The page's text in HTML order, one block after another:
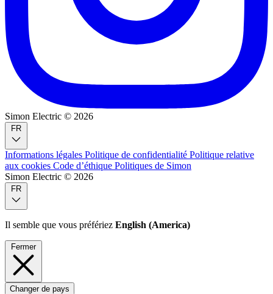
Simon Electric © 2026
Informations légales Politique de confidentialité Politique relative
aux cookies Code d’éthique Politiques de Simon
Simon Electric © 2026
Il semble que vous préfériez English (America)
Fermer
Changer de pays